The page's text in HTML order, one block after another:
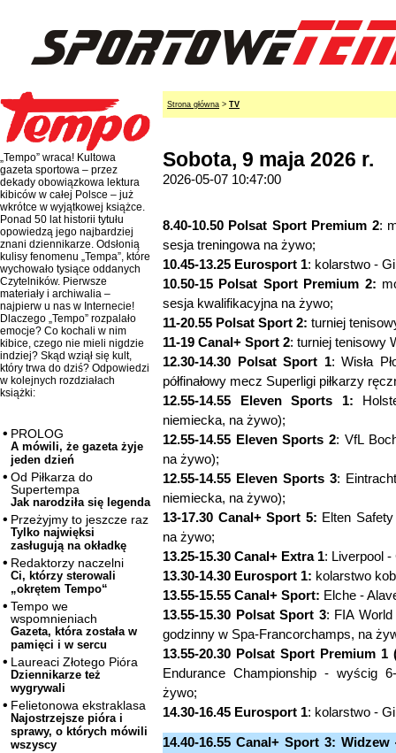
„Tempo” wraca! Kultowa
gazeta sportowa – przez
dekady obowiązkowa lektura
kibiców w całej Polsce – już
wkrótce w wyjątkowej książce.
Ponad 50 lat historii tytułu
opowiedzą jego najbardziej
znani dziennikarze. Odsłonią
kulisy fenomenu „Tempa”, które
wychowało tysiące oddanych
Czytelników. Pierwsze
materiały i archiwalia –
najpierw u nas w Internecie!
Dlaczego „Tempo” rozpalało
emocje? Co kochali w nim
kibice, czego nie mieli nigdzie
indziej? Skąd wziął się kult,
który trwa do dziś? Odpowiedzi
w kolejnych rozdziałach
książki:
PROLOG
A mówili, że gazeta żyje
jeden dzień
Od Piłkarza do
Supertempa
Jak narodziła się legenda
Przeżyjmy to jeszcze raz
Tylko najwięksi
zasługują na okładkę
Redaktorzy naczelni
Ci, którzy sterowali
„okrętem Tempo“
Tempo we
wspomnieniach
Gazeta, która została w
pamięci i w sercu
Laureaci Złotego Pióra
Dziennikarze też
wygrywali
Felietonowa ekstraklasa
Najostrzejsze pióra i
sprawy, o których mówili
wszyscy
Strona główna > TV
Sobota, 9 maja 2026 r.
2026-05-07 10:47:00
8.40-10.50 Polsat Sport Premium 2:
sesja treningowa na żywo;
10.45-13.25 Eurosport 1: kolarstwo -
10.50-15 Polsat Sport Premium 2:
sesja kwalifikacyjna na żywo;
11-20.55 Polsat Sport 2: turniej
11-19 Canal+ Sport 2: turniej tenisowy
12.30-14.30 Polsat Sport 1: Wisła
półfinałowy mecz Superligi piłkarzy
12.55-14.55 Eleven Sports 1:
niemiecka, na żywo);
12.55-14.55 Eleven Sports 2: VfL
na żywo);
12.55-14.55 Eleven Sports 3:
niemiecka, na żywo);
13-17.30 Canal+ Sport 5: Elten
na żywo;
13.25-15.30 Canal+ Extra 1: Liverpool
13.30-14.30 Eurosport 1: kolarstwo
13.55-15.55 Canal+ Sport: Elche -
13.55-15.30 Polsat Sport 3: FIA
godzinny w Spa-Francorchamps, na
13.55-20.30 Polsat Sport Premium
Endurance Championship - wyścig
żywo;
14.30-16.45 Eurosport 1: kolarstwo -
14.40-16.55 Canal+ Sport 3: